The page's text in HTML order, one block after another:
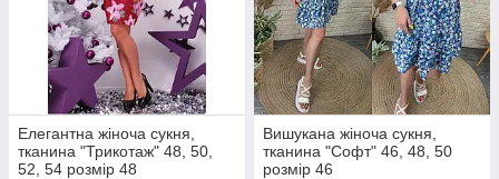
Елегантна жіноча сукня,
тканина "Трикотаж" 48, 50,
52, 54 розмір 48
Вишукана жіноча сукня,
тканина "Софт" 46, 48, 50
розмір 46